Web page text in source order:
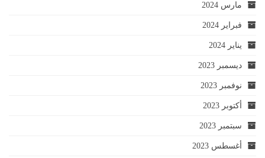
مارس 2024
فبراير 2024
يناير 2024
ديسمبر 2023
نوفمبر 2023
أكتوبر 2023
سبتمبر 2023
أغسطس 2023